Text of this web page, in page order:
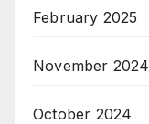
February 2025
November 2024
October 2024